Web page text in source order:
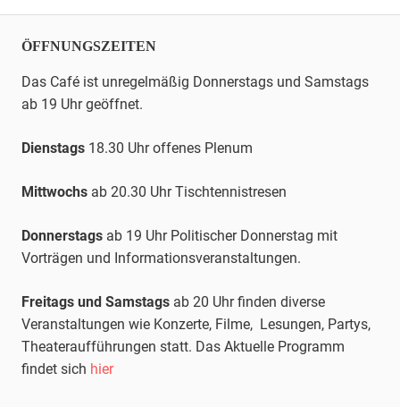
ÖFFNUNGSZEITEN
Das Café ist unregelmäßig Donnerstags und Samstags
ab 19 Uhr geöffnet.
Dienstags 18.30 Uhr offenes Plenum
Mittwochs ab 20.30 UhrTischtennistresen
Donnerstags ab 19 Uhr Politischer Donnerstag mit
Vorträgen und Informationsveranstaltungen.
Freitags und Samstags ab 20 Uhr finden diverse
Veranstaltungen wie Konzerte, Filme, Lesungen, Partys,
Theateraufführungen statt. Das Aktuelle Programm
findet sich hier